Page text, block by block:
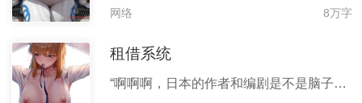
网络 8万字
租借系统
“啊啊啊，日本的作者和编剧是不是脑子有问题，无论纯爱还是后宫，